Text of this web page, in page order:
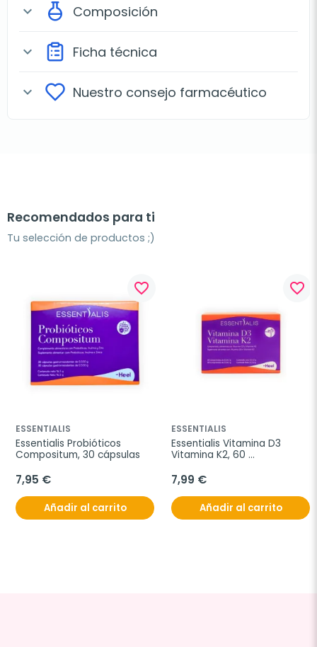
expand_more Composición
expand_more Ficha técnica
expand_more Nuestro consejo farmacéutico
Recomendados para ti
Tu selección de productos ;)
favorite_border
ESSENTIALIS
Essentialis Probióticos
Compositum, 30 cápsulas
7,95 €
Añadir al carrito
favorite_border
ESSENTIALIS
Essentialis Vitamina D3
Vitamina K2, 60
7,99 €
Añadir al carrito